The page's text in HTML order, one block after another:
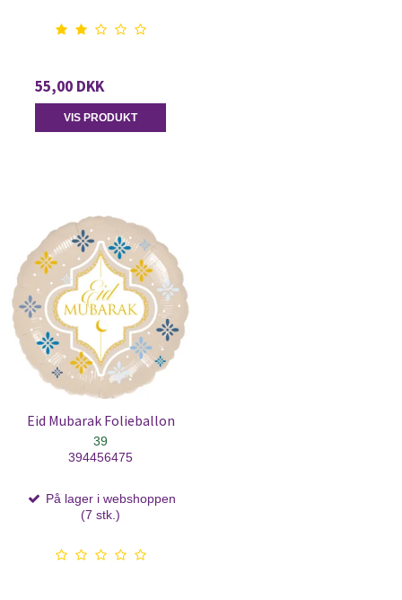
55,00 DKK
VIS PRODUKT
Eid Mubarak Folieballon
39
394456475
På lager i webshoppen
(7 stk.)